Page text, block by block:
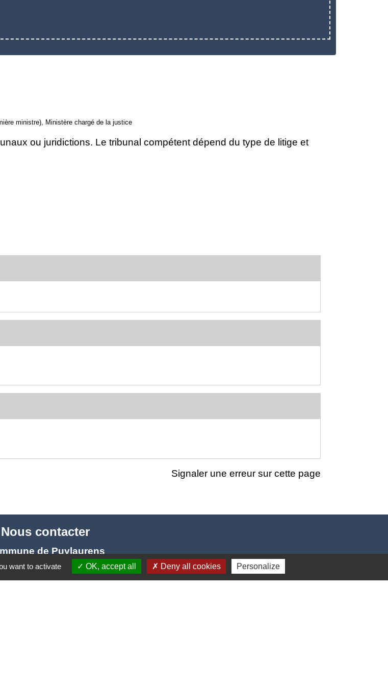
ministre), Ministère chargé de la justice
ou juridictions. Le tribunal compétent dépend du type de litige et
Signaler une erreur sur cette page
Nous contacter
de Puylaurens
1 rue de la Mairie
Puylaurens - FRANCE
want to activate OK, accept all Deny all cookies Personalize